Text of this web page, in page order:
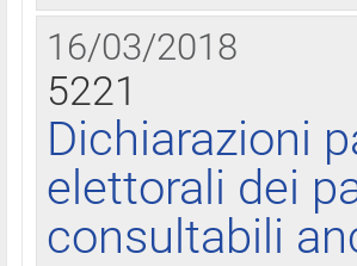
16/03/2018
5221
Dichiarazioni
elettorali dei
consultabili